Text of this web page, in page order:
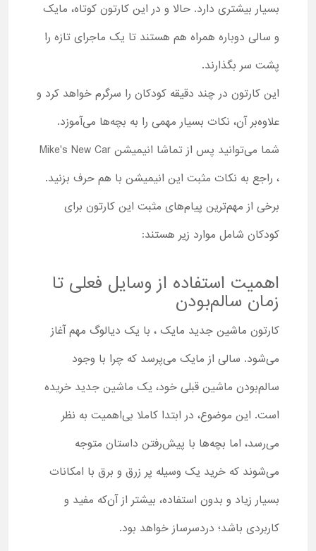
بسیار بیشتری دارد. حالا و در این کارتون کوتاه، مایک
و سالی دوباره همراه هم هستند تا یک ماجرای تازه را
پشت سر بگذارند.
این کارتون در چند دقیقه کودکان را سرگرم خواهد کرد و
علاوه‌بر آن، نکات بسیار مهمی را به بچه‌ها می‌آموزد.
شما می‌توانید پس از تماشا انیمیشن Mike's New Car
، راجع به نکات مثبت این انیمیشن با هم حرف بزنید.
برخی از مهم‌ترین پیام‌های مثبت این کارتون برای
کودکان شامل موارد زیر هستند:
اهمیت استفاده از وسایل فعلی تا
زمان سالم‌بودن
کارتون ماشین جدید مایک ، با یک دیالوگ مهم آغاز
می‌شود. سالی از مایک می‌پرسد که چرا با وجود
سالم‌بودن ماشین قبلی خود، یک ماشین جدید خریده
است. این موضوع، در ابتدا کاملا بی‌اهمیت به نظر
می‌رسد، اما بچه‌ها با پیش‌رفتن داستان متوجه
می‌شوند که خرید یک وسیله پر زرق و برق با امکانات
بسیار زیاد و بدون استفاده، بیشتر از آن‌که مفید و
کاربردی باشد؛ دردسرساز خواهد بود.